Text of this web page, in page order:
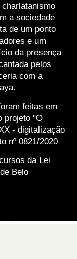
a sociedade
de um ponto
e um
da presença
pelos
com a
feitas em
projeto "O
- digitalização
nº 0821/2020
da Lei
Belo